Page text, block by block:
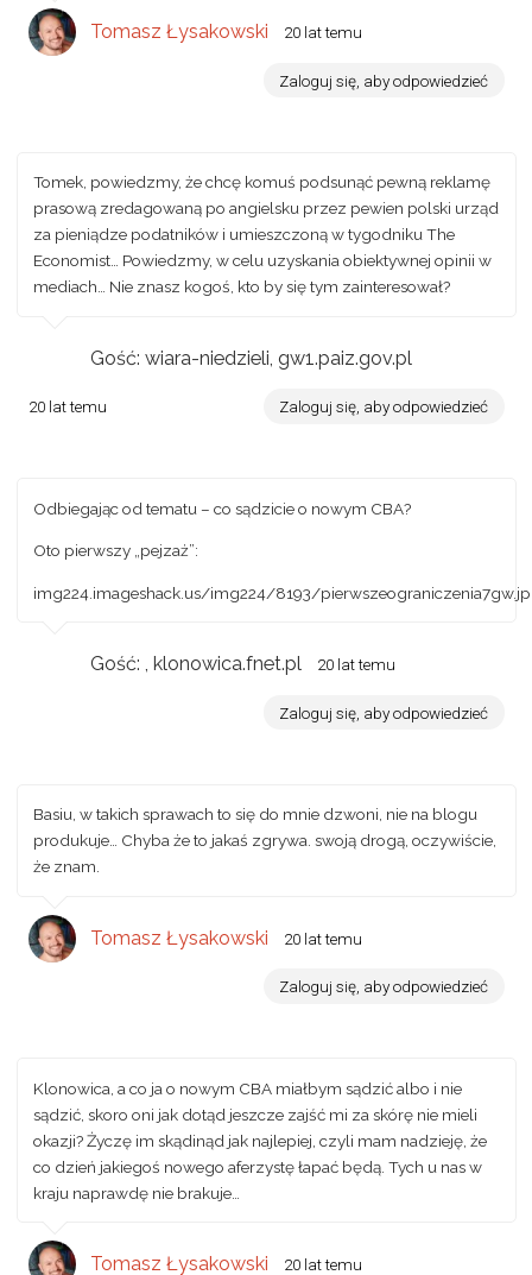
Tomasz Łysakowski 20 lat temu
Zaloguj się, aby odpowiedzieć
Tomek, powiedzmy, że chcę komuś podsunąć pewną reklamę
prasową zredagowaną po angielsku przez pewien polski urząd
za pieniądze podatników i umieszczoną w tygodniku The
Economist… Powiedzmy, w celu uzyskania obiektywnej opinii w
mediach… Nie znasz kogoś, kto by się tym zainteresował?
Gość: wiara-niedzieli, gw1.paiz.gov.pl
20 lat temu Zaloguj się, aby odpowiedzieć
Odbiegając od tematu – co sądzicie o nowym CBA?
Oto pierwszy „pejzaż”:
img224.imageshack.us/img224/8193/
Gość: , klonowica.fnet.pl 20 lat temu
Zaloguj się, aby odpowiedzieć
Basiu, w takich sprawach to się do mnie dzwoni, nie na blogu
produkuje… Chyba że to jakaś zgrywa. swoją drogą, oczywiście,
że znam.
Tomasz Łysakowski 20 lat temu
Zaloguj się, aby odpowiedzieć
Klonowica, a co ja o nowym CBA miałbym sądzić albo i nie
sądzić, skoro oni jak dotąd jeszcze zajść mi za skórę nie mieli
okazji? Życzę im skądinąd jak najlepiej, czyli mam nadzieję, że
co dzień jakiegoś nowego aferzystę łapać będą. Tych u nas w
kraju naprawdę nie brakuje…
Tomasz Łysakowski 20 lat temu